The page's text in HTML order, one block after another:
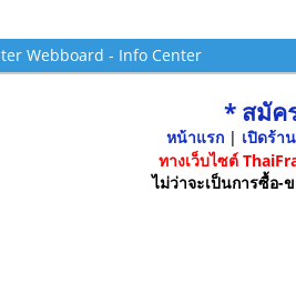
Webboard - Info Center
* สมัค
หน้าแรก| เปิดร้า
ทางเว็บไซต์
ไม่ว่าจะเป็นการซื้อ-